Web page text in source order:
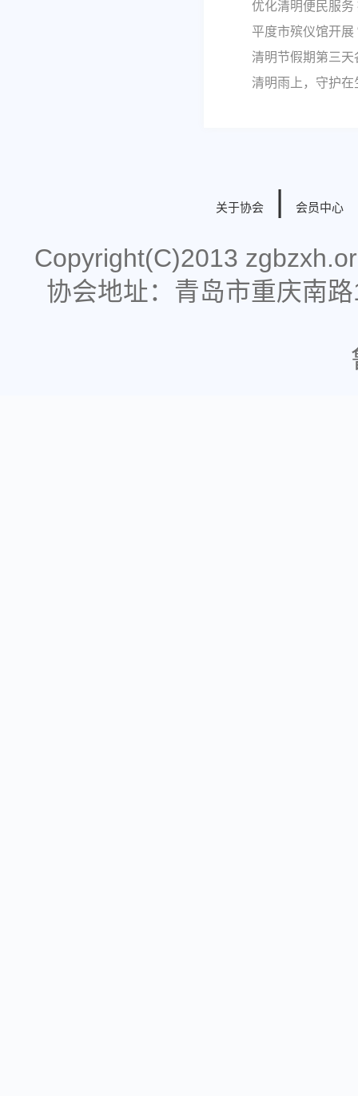
优化清明便民服
平度市殡仪馆开展
清明节假期第三
清明雨上，守护在
关于协会 | 会员中心
Copyright(C)2013
协会地址：青岛市重庆南